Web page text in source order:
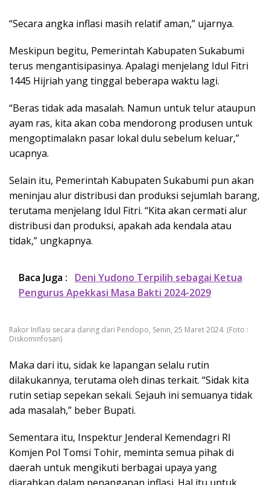
“Secara angka inflasi masih relatif aman,” ujarnya.
Meskipun begitu, Pemerintah Kabupaten Sukabumi
terus mengantisipasinya. Apalagi menjelang Idul Fitri
1445 Hijriah yang tinggal beberapa waktu lagi.
“Beras tidak ada masalah. Namun untuk telur ataupun
ayam ras, kita akan coba mendorong produsen untuk
mengoptimalakn pasar lokal dulu sebelum keluar,”
ucapnya.
Selain itu, Pemerintah Kabupaten Sukabumi pun akan
meninjau alur distribusi dan produksi sejumlah barang,
terutama menjelang Idul Fitri. “Kita akan cermati alur
distribusi dan produksi, apakah ada kendala atau
tidak,” ungkapnya.
Baca Juga :
Deni Yudono Terpilih sebagai Ketua
Pengurus Apekkasi Masa Bakti 2024-2029
Rakor Inflasi secara daring dari Pendopo, Senin, 25 Maret 2024. (Foto :
Diskominfosan)
Maka dari itu, sidak ke lapangan selalu rutin
dilakukannya, terutama oleh dinas terkait. “Sidak kita
rutin setiap sepekan sekali. Sejauh ini semuanya tidak
ada masalah,” beber Bupati.
Sementara itu, Inspektur Jenderal Kemendagri RI
Komjen Pol Tomsi Tohir, meminta semua pihak di
daerah untuk mengikuti berbagai upaya yang